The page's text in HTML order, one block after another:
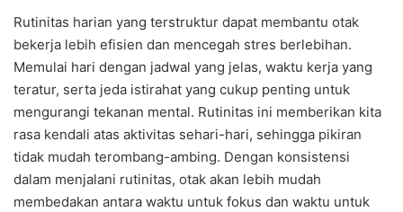
Rutinitas harian yang terstruktur dapat membantu otak
bekerja lebih efisien dan mencegah stres berlebihan.
Memulai hari dengan jadwal yang jelas, waktu kerja yang
teratur, serta jeda istirahat yang cukup penting untuk
mengurangi tekanan mental. Rutinitas ini memberikan kita
rasa kendali atas aktivitas sehari-hari, sehingga pikiran
tidak mudah terombang-ambing. Dengan konsistensi
dalam menjalani rutinitas, otak akan lebih mudah
membedakan antara waktu untuk fokus dan waktu untuk